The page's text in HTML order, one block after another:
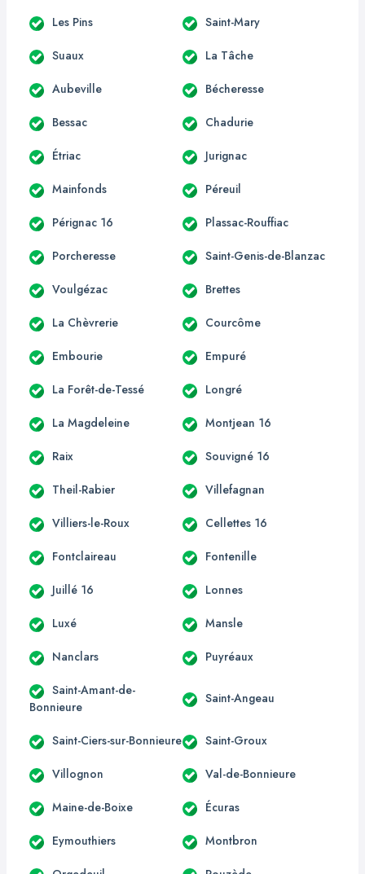
Les Pins Saint-Mary
Suaux La Tâche
Aubeville Bécheresse
Bessac Chadurie
Étriac Jurignac
Mainfonds Péreuil
Pérignac 16 Plassac-Rouffiac
Porcheresse Saint-Genis-de-Blanzac
Voulgézac Brettes
La Chèvrerie Courcôme
Embourie Empuré
La Forêt-de-Tessé Longré
La Magdeleine Montjean 16
Raix Souvigné 16
Theil-Rabier Villefagnan
Villiers-le-Roux Cellettes 16
Fontclaireau Fontenille
Juillé 16 Lonnes
Luxé Mansle
Nanclars Puyréaux
Saint-Amant-de-
Bonnieure
Saint-Angeau
Saint-Ciers-sur-Bonnieure Saint-Groux
Villognon Val-de-Bonnieure
Maine-de-Boixe Écuras
Eymouthiers Montbron